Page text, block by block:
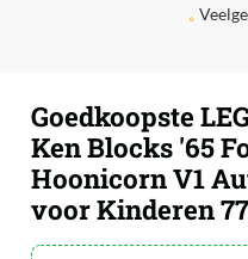
Goedkoopste
Ken Blocks '65
Hoonicorn V1
voor Kinderen